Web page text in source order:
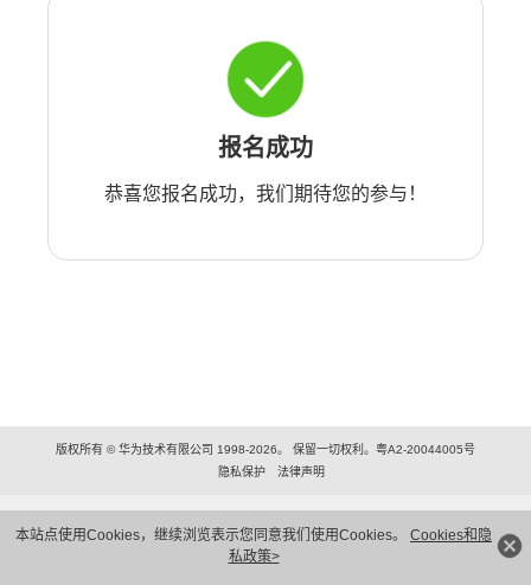
本站点使用Cookies，继续浏览表示您同意我们使用Cookies。 Cookies和隐
私政策>
报名成功
恭喜您报名成功，我们期待您的参与！
版权所有 © 华为技术有限公司 1998-2026。 保留一切权利。粤A2-20044005号
隐私保护
法律声明